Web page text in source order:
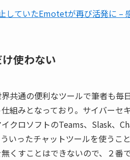
していたEmotetが再び活発に –
使わない
共通の便利なツールで筆者も
組みとなっており。サイバーセ
クロソフトのTeams、 Slask、
いったチャットツールを使うこ
くすことはできないので、２番